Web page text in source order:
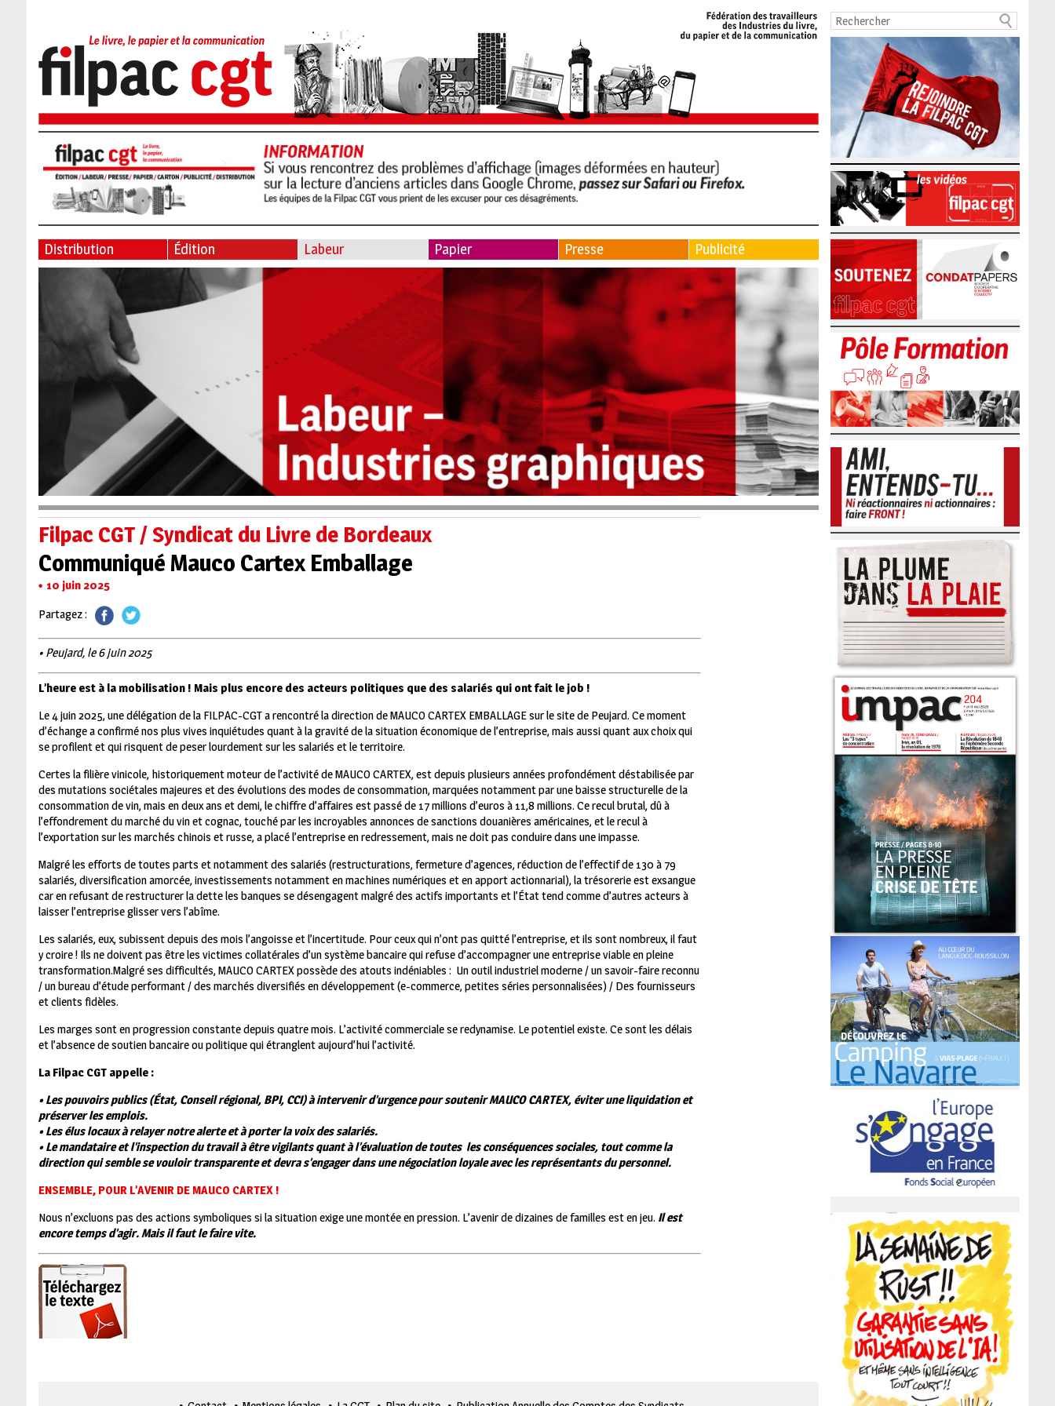
Distribution Édition Labeur Papier Presse Publicité
Filpac CGT / Syndicat du Livre de Bordeaux
Communiqué Mauco Cartex Emballage
10 juin 2025
Partagez :
• Peujard, le 6 juin 2025
L’heure est à la mobilisation ! Mais plus encore des acteurs politiques que des salariés qui ont fait le job !
Le 4 juin 2025, une délégation de la FILPAC-CGT a rencontré la direction de MAUCO CARTEX EMBALLAGE sur le site de Peujard. Ce moment
d’échange a confirmé nos plus vives inquiétudes quant à la gravité de la situation économique de l’entreprise, mais aussi quant aux choix qui
se profilent et qui risquent de peser lourdement sur les salariés et le territoire.
Certes la filière vinicole, historiquement moteur de l’activité de MAUCO CARTEX, est depuis plusieurs années profondément déstabilisée par
des mutations sociétales majeures et des évolutions des modes de consommation, marquées notamment par une baisse structurelle de la
consommation de vin, mais en deux ans et demi, le chiffre d’affaires est passé de 17 millions d’euros à 11,8 millions. Ce recul brutal, dû à
l’effondrement du marché du vin et cognac, touché par les incroyables annonces de sanctions douanières américaines, et le recul à
l’exportation sur les marchés chinois et russe, a placé l’entreprise en redressement, mais ne doit pas conduire dans une impasse.
Malgré les efforts de toutes parts et notamment des salariés (restructurations, fermeture d’agences, réduction de l’effectif de 130 à 79
salariés, diversification amorcée, investissements notamment en machines numériques et en apport actionnarial), la trésorerie est exsangue
car en refusant de restructurer la dette les banques se désengagent malgré des actifs importants et l’État tend comme d’autres acteurs à
laisser l’entreprise glisser vers l’abîme.
Les salariés, eux, subissent depuis des mois l’angoisse et l’incertitude. Pour ceux qui n’ont pas quitté l’entreprise, et ils sont nombreux, il faut
y croire ! Ils ne doivent pas être les victimes collatérales d’un système bancaire qui refuse d’accompagner une entreprise viable en pleine
transformation.Malgré ses difficultés, MAUCO CARTEX possède des atouts indéniables : Un outil industriel moderne / un savoir-faire reconnu
/ un bureau d’étude performant / des marchés diversifiés en développement (e-commerce, petites séries personnalisées) / Des fournisseurs
et clients fidèles.
Les marges sont en progression constante depuis quatre mois. L’activité commerciale se redynamise. Le potentiel existe. Ce sont les délais
et l’absence de soutien bancaire ou politique qui étranglent aujourd’hui l’activité.
La Filpac CGT appelle:
•Les pouvoirs publics (État, Conseil régional, BPI, CCI) à intervenir d’urgence pour soutenir MAUCO CARTEX, éviter une liquidation et
préserver les emplois.
•Les élus locaux à relayer notre alerte et à porter la voix des salariés.
• Le mandataire et l’inspection du travail à être vigilants quant à l’évaluation de toutes les conséquences sociales, tout comme la
direction qui semble se vouloir transparente et devra s’engager dans une négociation loyale avec les représentants du personnel.
ENSEMBLE, POUR L’AVENIR DE MAUCO CARTEX !
Nous n’excluons pas des actions symboliques si la situation exige une montée en pression. L’avenir de dizaines de familles est en jeu. Il est
encore temps d’agir. Mais il faut le faire vite.